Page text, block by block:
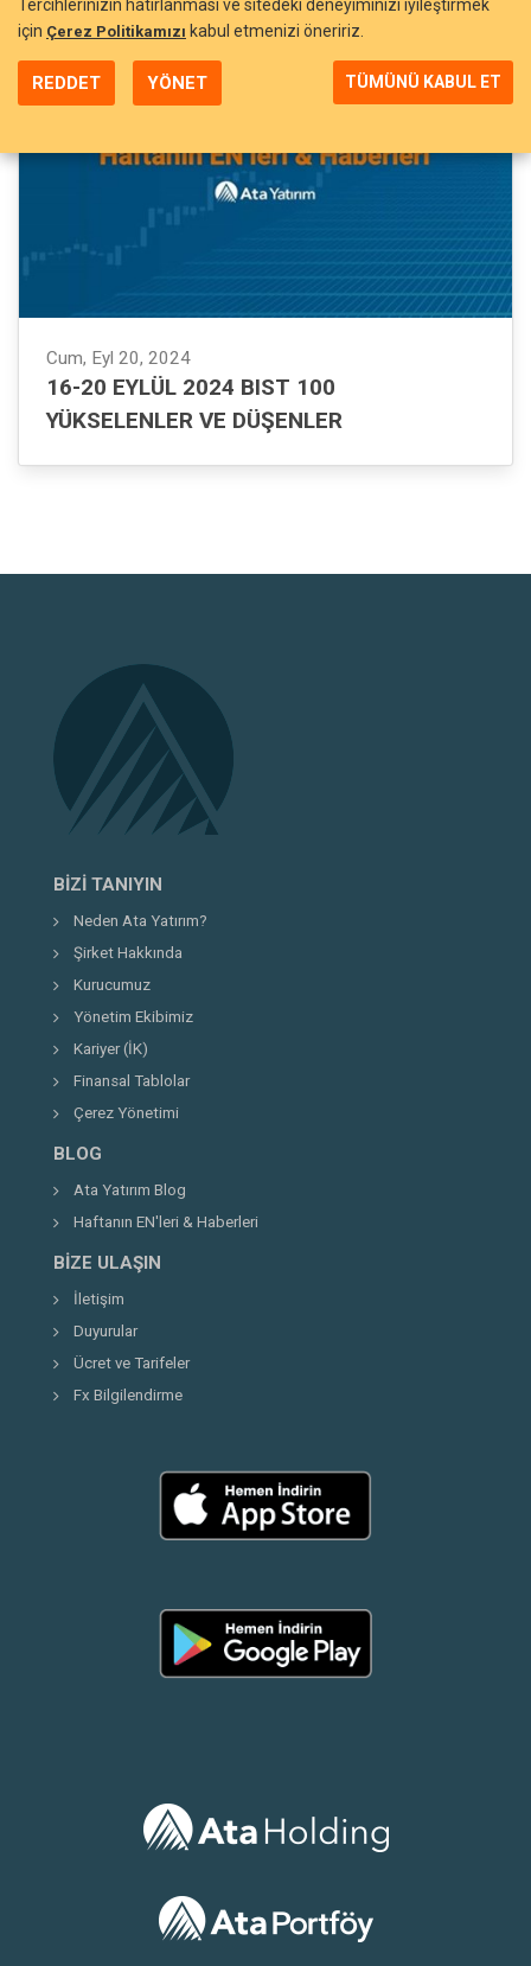
Cum, Eyl 20, 2024
16-20 EYLÜL 2024 BIST 100
YÜKSELENLER VE DÜŞENLER
BIZI TANIYIN
Neden Ata Yatırım?
Şirket Hakkında
Kurucumuz
Yönetim Ekibimiz
Kariyer (İK)
Finansal Tablolar
Çerez Yönetimi
BLOG
Ata Yatırım Blog
Haftanın EN'leri & Haberleri
BIZE ULAŞIN
İletişim
Duyurular
Ücret ve Tarifeler
Fx Bilgilendirme
Tercihlerinizin hatırlanması ve sitedeki deneyiminizi iyileştirmek
için Çerez Politikamızı kabul etmenizi öneririz.
REDDET YÖNET TÜMÜNÜ KABUL ET